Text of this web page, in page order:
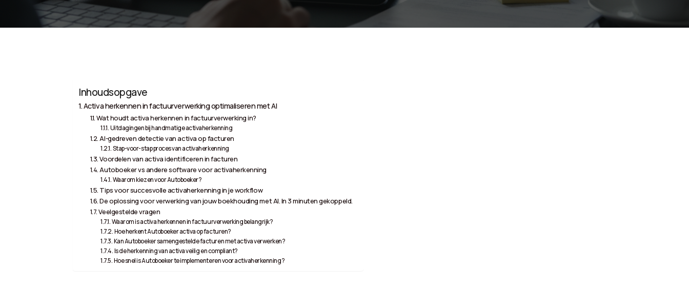
Inhoudsopgave
Activa herkennen in factuurverwerking optimaliseren met AI
Wat houdt activa herkennen in factuurverwerking in?
Uitdagingen bij handmatige activaherkenning
AI-gedreven detectie van activa op facturen
Stap-voor-stap proces van activaherkenning
Voordelen van activa identificeren in facturen
Autoboeker vs andere software voor activaherkenning
Waarom kiezen voor Autoboeker?
Tips voor succesvolle activaherkenning in je workflow
De oplossing voor verwerking van jouw boekhouding met AI. In 3 minuten gekoppeld.
Veelgestelde vragen
Waarom is activa herkennen in factuurverwerking belangrijk?
Hoe herkent Autoboeker activa op facturen?
Kan Autoboeker samengestelde facturen met activa verwerken?
Is de herkenning van activa veilig en compliant?
Hoe snel is Autoboeker te implementeren voor activaherkenning?